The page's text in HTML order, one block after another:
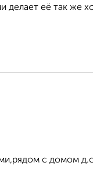
делает её так же
с домом